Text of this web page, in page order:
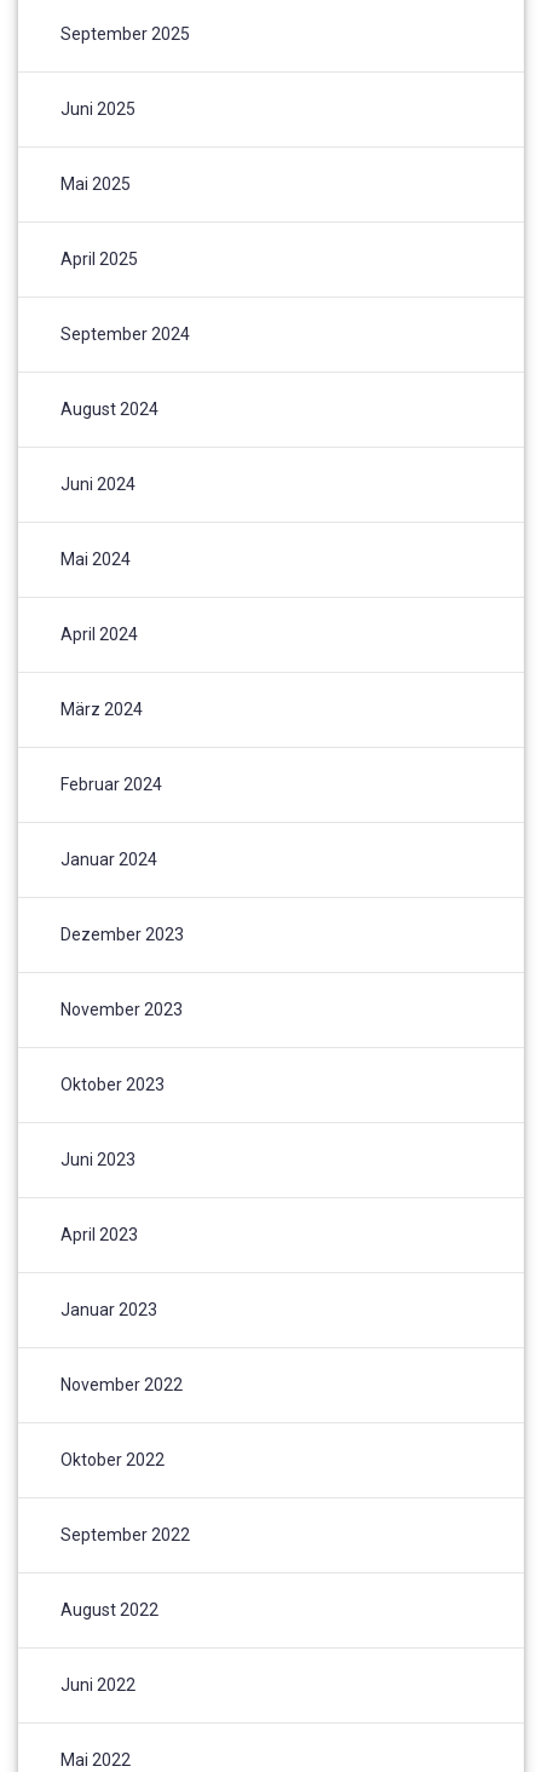
September 2025
Juni 2025
Mai 2025
April 2025
September 2024
August 2024
Juni 2024
Mai 2024
April 2024
März 2024
Februar 2024
Januar 2024
Dezember 2023
November 2023
Oktober 2023
Juni 2023
April 2023
Januar 2023
November 2022
Oktober 2022
September 2022
August 2022
Juni 2022
Mai 2022